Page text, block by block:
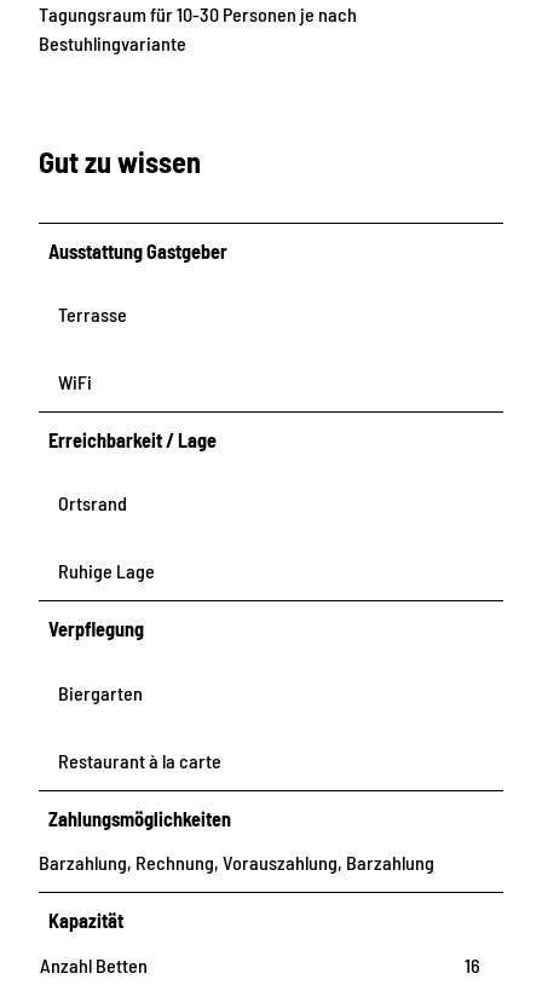
Tagungsraum für 10-30 Personen je nach
Bestuhlingvariante
Gut zu wissen
Ausstattung Gastgeber
Terrasse
WiFi
Erreichbarkeit / Lage
Ortsrand
Ruhige Lage
Verpflegung
Biergarten
Restaurant à la carte
Zahlungsmöglichkeiten
Barzahlung, Rechnung, Vorauszahlung, Barzahlung
Kapazität
Anzahl Betten
16